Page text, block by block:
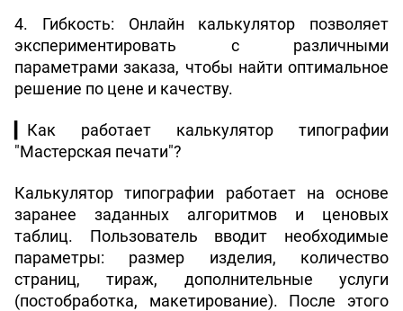
4. Гибкость: Онлайн калькулятор позволяет
экспериментировать с различными
параметрами заказа, чтобы найти оптимальное
решение по цене и качеству.
Как работает калькулятор типографии
"Мастерская печати"?
Калькулятор типографии работает на основе
заранее заданных алгоритмов и ценовых
таблиц. Пользователь вводит необходимые
параметры: размер изделия, количество
страниц, тираж, дополнительные услуги
(постобработка, макетирование). После этого